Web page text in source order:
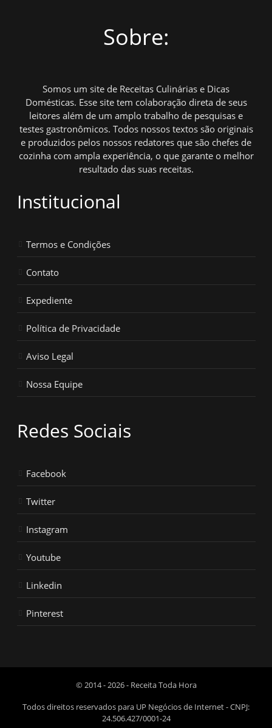
Sobre:
Somos um site de Receitas Culinárias e Dicas
Domésticas. Esse site tem colaboração direta de seus
leitores além de um amplo trabalho de pesquisas e
testes gastronômicos. Todos nossos textos são originais
e produzidos pelos nossos redatores que são chefes de
cozinha com ampla experiência, o que garante o melhor
resultado das suas receitas.
Institucional
Termos e Condições
Contato
Expediente
Política de Privacidade
Aviso Legal
Nossa Equipe
Redes Sociais
Facebook
Twitter
Instagram
Youtube
Linkedin
Pinterest
© 2014 - 2026 - Receita Toda Hora
Todos direitos reservados para UP Negócios de Internet - CNPJ:
24.506.427/0001-24